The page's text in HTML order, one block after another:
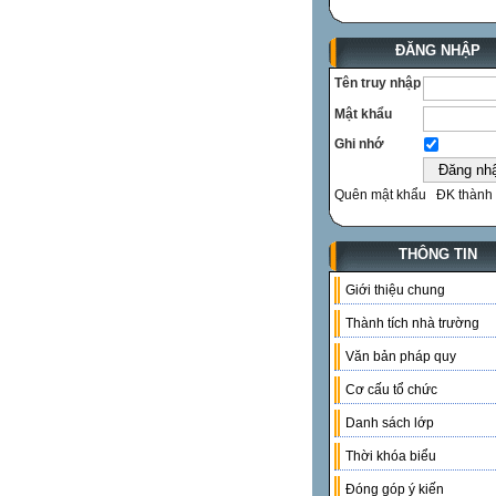
ĐĂNG NHẬP
Tên truy nhập
Mật khẩu
Ghi nhớ
Quên mật khẩu ĐK thành
THÔNG TIN
Giới thiệu chung
Thành tích nhà trường
Văn bản pháp quy
Cơ cấu tổ chức
Danh sách lớp
Thời khóa biểu
Đóng góp ý kiến